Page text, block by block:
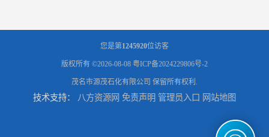
您是第1245920位访客
版权所有 ©2026-08-08 粤ICP备2024229806号-2
茂名市源茂石化有限公司 保留所有权利.
技术支持： 八方资源网 免责声明 管理员入口 网站地图